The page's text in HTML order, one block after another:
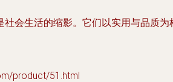
会生活的缩影。它们以实用与品质
product/51.html